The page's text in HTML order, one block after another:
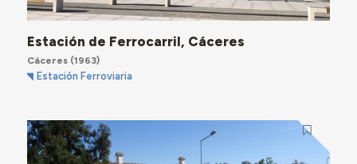
Estación de Ferrocarril, Cáceres
Cáceres(1963)
Estación Ferroviaria